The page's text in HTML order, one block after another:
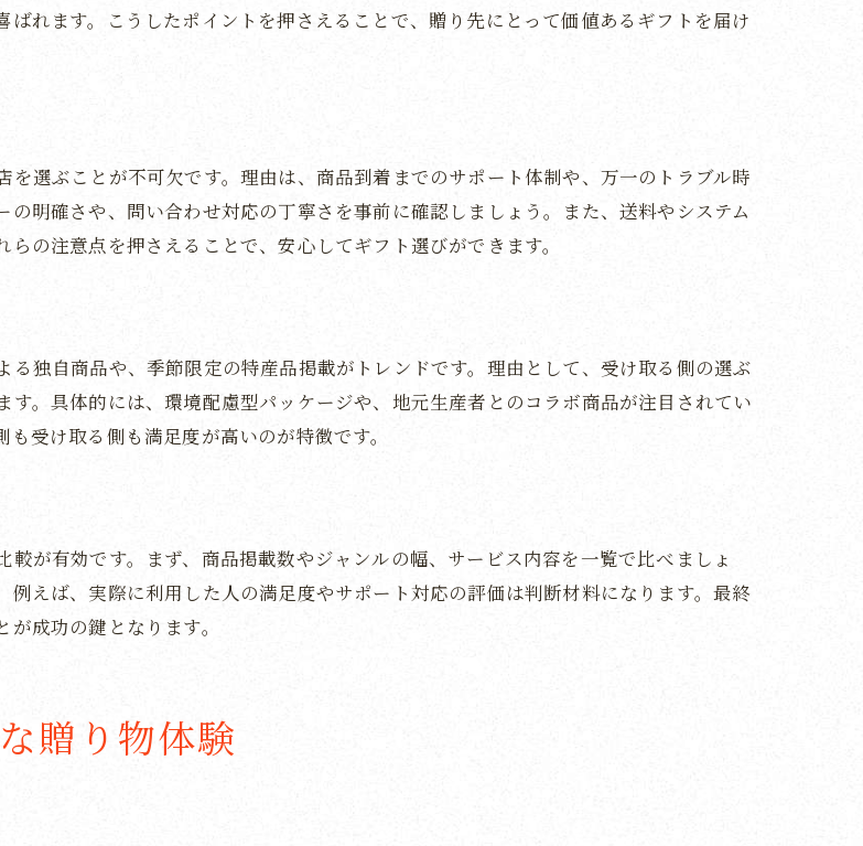
サービス料の違いをしっかり確認
ト比較で見落としがちな費用項目
ト値段とサービス内容のバランス解説
最適なギフト選びの秘訣
るカタログギフトの選び方ガイド
ト別のカタログギフト選択ポイント
みに合わせたカタログギフト選び
トで伝える感謝とお祝いの気持ち
グギフトメーカーの安心感とは
カーならではのカタログギフトサービス
タログギフトに期待できる魅力
メーカー選びで重視すべき点
ーのカタログギフトが選ばれる理由
むカタログギフト活用術
トの選択肢を最大限活かすコツ
れます。こうしたポイントを押さえることで、贈り先にとって価値あるギフトを届け
選ぶことが不可欠です。理由は、商品到着までのサポート体制や、万一のトラブル時
明確さや、問い合わせ対応の丁寧さを事前に確認しましょう。また、送料やシステム
の注意点を押さえることで、安心してギフト選びができます。
独自商品や、季節限定の特産品掲載がトレンドです。理由として、受け取る側の選ぶ
。具体的には、環境配慮型パッケージや、地元生産者とのコラボ商品が注目されてい
受け取る側も満足度が高いのが特徴です。
が有効です。まず、商品掲載数やジャンルの幅、サービス内容を一覧で比べましょ
えば、実際に利用した人の満足度やサポート対応の評価は判断材料になります。最終
成功の鍵となります。
贈り物体験